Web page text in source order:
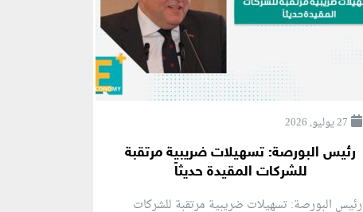
27 يوليو, 2026
رئيس البورصة: تسهيلات ضريبية مرتقبة
للشركات المقيدة حديثاً
رئيس البورصة: تسهيلات ضريبية مرتقبة للشركات